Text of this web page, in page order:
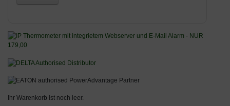
Ihr Warenkorb ist noch leer.